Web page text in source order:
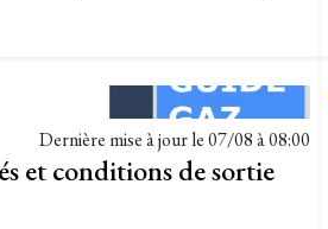
Dernière mise à jour le07/08 à 08:00
et conditions de sortie